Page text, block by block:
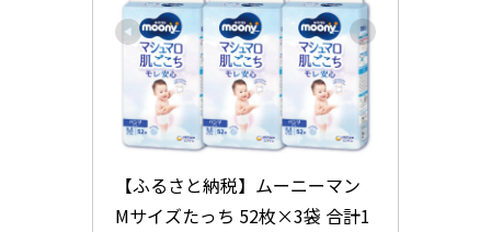
【ふるさと納税】ムーニーマン
Mサイズたっち 52枚×3袋 合計1